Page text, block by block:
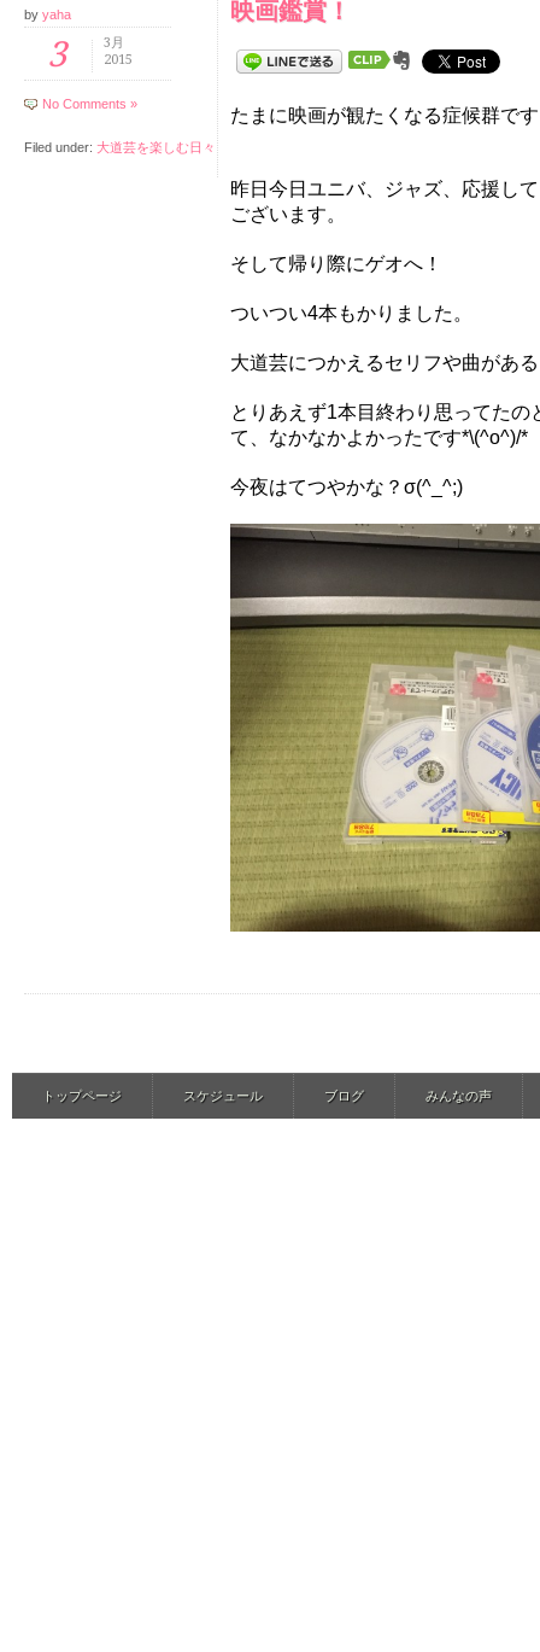
by yaha
3
3月
2015
No Comments »
Filed under: 大道芸を楽しむ日々
映画鑑賞！
たまに映画が観たくなる症候群で
昨日今日ユニバ、ジャズ、応援し
ございます。
そして帰り際にゲオへ！
ついつい4本もかりました。
大道芸につかえるセリフや曲があ
とりあえず1本目終わり思ってたの
て、なかなかよかったです*\(^o^)/*
今夜はてつやかな？σ(^_^;)
トップページ スケジュール ブログ みんなの声